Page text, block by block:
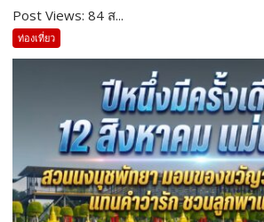
Post Views: 84 ส...
ท่องเที่ยว